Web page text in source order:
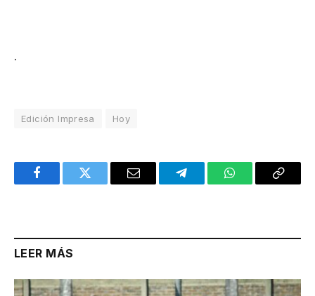
.
Edición Impresa Hoy
FacebookTwitter Email TelegramWhatsAppCopy
LEER MÁS